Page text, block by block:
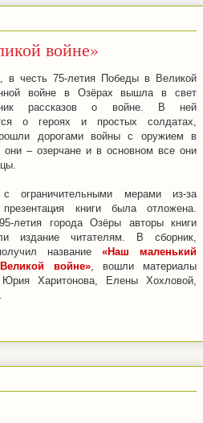
войне»
в честь 75-летия Победы в Великой
войне в Озёрах вышла в свет
рассказов о войне. В ней
о героях и простых солдатах,
дорогами войны с оружием в
они – озерчане и в основном все они
ограничительными мерами из-за
книги была отложена.
летия города Озёры авторы книги
издание читателям. В сборник,
название «Наш маленький
войне», вошли материалы
Юрия Харитонова, Елены Хохловой,